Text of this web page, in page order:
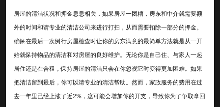
房屋的清洁状况和押金息息相关，如果房屋一团糟，房东和中介就需要额
外的时间和请专业的清洁公司来进行打扫，从而需要扣除一部分的押金。
确保在最后一次例行房屋检查时让你的房东满意的最简单方法就是从一开
始就保持物品的清洁和对房屋的良好维护。无论你是自己住、与家人一起
居住还是在合租，保持房屋的清洁只会在你忽视它时变得更加困难。如果
把清洁留到最后，你可以请专业的清洁帮助。然而，家政服务的费用在过
去一年里已经上涨了近2%，这可能会增加你的开支，导致你为了争取拿回